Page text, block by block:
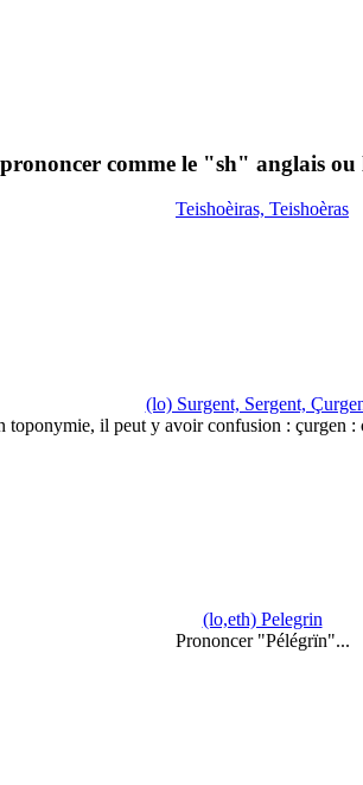
comme le "sh" anglais
Teishoèiras, Teishoèras
(lo) Surgent, Sergent,
toponymie, il peut y avoir confusion : çurgen
(lo,eth) Pelegrin
Prononcer "Pélégrïn"...